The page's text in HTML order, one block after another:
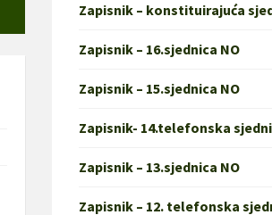
Zapisnik – konstituirajuća
Zapisnik – 16.sjednica NO
Zapisnik – 15.sjednica NO
Zapisnik- 14.telefonska
Zapisnik – 13.sjednica NO
Zapisnik – 12. telefonska